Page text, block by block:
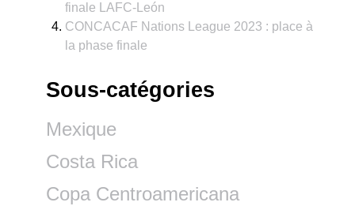
finale LAFC-León
CONCACAF Nations League 2023 : place à
la phase finale
Sous-catégories
Mexique
Costa Rica
Copa Centroamericana